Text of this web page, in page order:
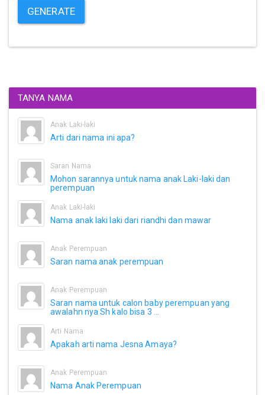
GENERATE
TANYA NAMA
Anak Laki-laki
Arti dari nama ini apa?
Saran Nama
Mohon sarannya untuk nama anak Laki-laki dan
perempuan
Anak Laki-laki
Nama anak laki laki dari riandhi dan mawar
Anak Perempuan
Saran nama anak perempuan
Anak Perempuan
Saran nama untuk calon baby perempuan yang
awalahn nya Sh kalo bisa 3 ...
Arti Nama
Apakah arti nama Jesna Amaya?
Anak Perempuan
Nama Anak Perempuan